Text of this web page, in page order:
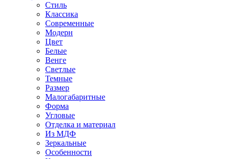
Стиль
Классика
Современные
Модерн
Цвет
Белые
Венге
Светлые
Темные
Размер
Малогабаритные
Форма
Угловые
Отделка и материал
Из МДФ
Зеркальные
Особенности